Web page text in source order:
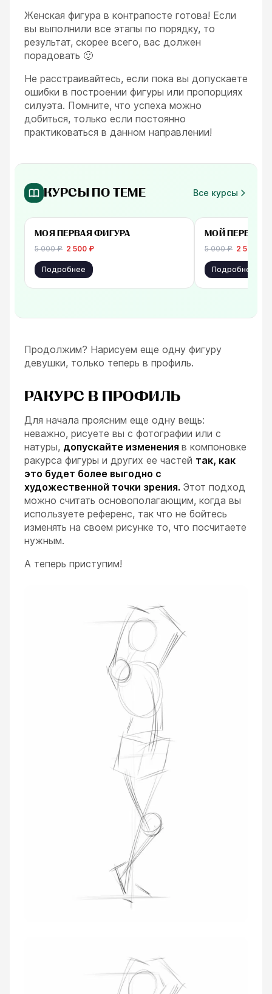
Женская фигура в контрапосте готова! Если
вы выполнили все этапы по порядку, то
результат, скорее всего, вас должен
порадовать 🙂
Не расстраивайтесь, если пока вы допускаете
ошибки в построении фигуры или пропорциях
силуэта. Помните, что успеха можно
добиться, только если постоянно
практиковаться в данном направлении!
КУРСЫ ПО ТЕМЕ Все курсы
от 2 500 ₽
МОЯ ПЕРВАЯ ФИГУРА
5 000 ₽ 2 500 ₽
Подробнее
от 2 500 ₽
МОЙ ПЕРВЫЙ
5 000 ₽ 2 500
Подробнее
Продолжим? Нарисуем еще одну фигуру
девушки, только теперь в профиль.
РАКУРС В ПРОФИЛЬ
Для начала проясним еще одну вещь:
неважно, рисуете вы с фотографии или с
натуры, допускайте изменения в компоновке
ракурса фигуры и других ее частей так, как
это будет более выгодно с
художественной точки зрения. Этот подход
можно считать основополагающим, когда вы
используете референс, так что не бойтесь
изменять на своем рисунке то, что посчитаете
нужным.
А теперь приступим!